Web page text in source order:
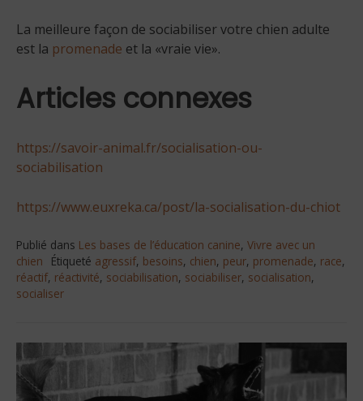
La meilleure façon de sociabiliser votre chien adulte
est la promenade et la «vraie vie».
Articles connexes
https://savoir-animal.fr/socialisation-ou-
sociabilisation
https://www.euxreka.ca/post/la-socialisation-du-chiot
Publié dans Les bases de l’éducation canine, Vivre avec un
chien
Étiqueté agressif, besoins, chien, peur, promenade, race,
réactif, réactivité, sociabilisation, sociabiliser, socialisation,
socialiser